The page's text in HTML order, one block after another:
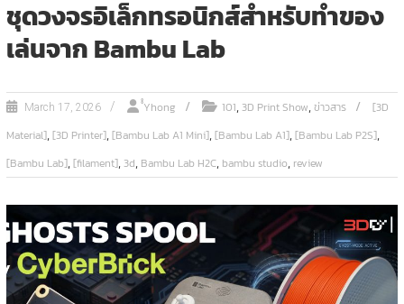
ชุดวงจรอิเล็กทรอนิกส์สำหรับทำของ
เล่นจาก Bambu Lab
March 17, 2026 ํํYhong 101,3D Print Show,ข่าวสาร
[3D
Material],[3D Printer],[Bambu Lab A1 Mini],[Bambu Lab A1],[Bambu Lab P2S],
[Bambu Lab],[filament],3d, Bambu Lab H2C, bambu studio, review